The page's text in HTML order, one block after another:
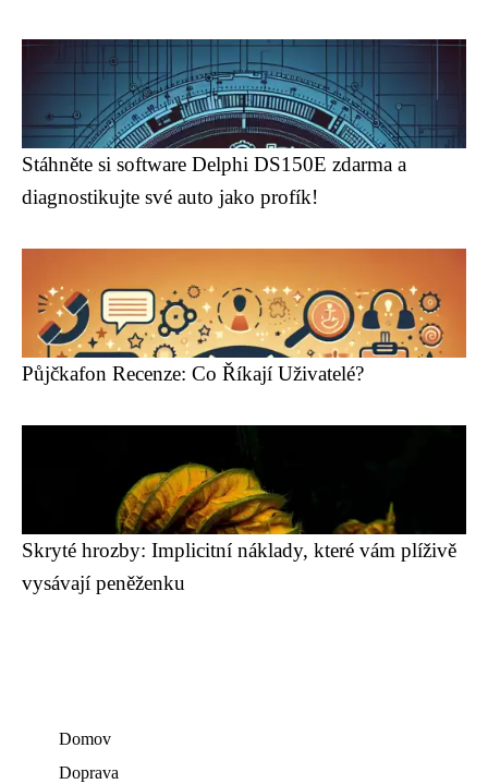
Stáhněte si software Delphi DS150E zdarma a
diagnostikujte své auto jako profík!
Půjčkafon Recenze: Co Říkají Uživatelé?
Skryté hrozby: Implicitní náklady, které vám plíživě
vysávají peněženku
Domov
Doprava